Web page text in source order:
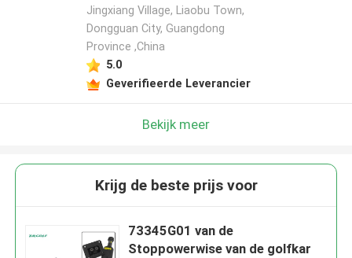
Jingxiang Village, Liaobu Town,
Dongguan City, Guangdong
Province ,China
5.0
Geverifieerde Leverancier
Bekijk meer
Krijg de beste prijs voor
73345G01 van de
Stoppowerwise van de golfkar